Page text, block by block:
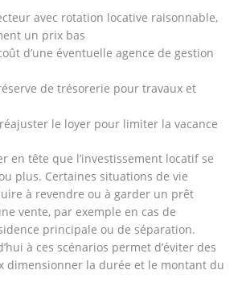
avec rotation locative raisonnable,
un prix bas
d’une éventuelle agence de gestion
de trésorerie pour travaux et
le loyer pour limiter la vacance
en tête que l’investissement locatif se
plus. Certaines situations de vie
à revendre ou à garder un prêt
vente, par exemple en cas de
principale ou de séparation.
à ces scénarios permet d’éviter des
dimensionner la durée et le montant du